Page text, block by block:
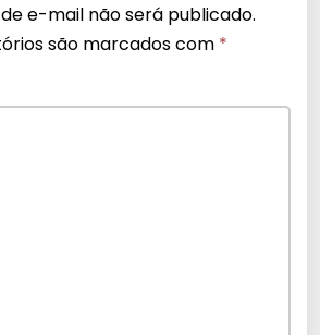
e-mail não será publicado.
são marcados com *